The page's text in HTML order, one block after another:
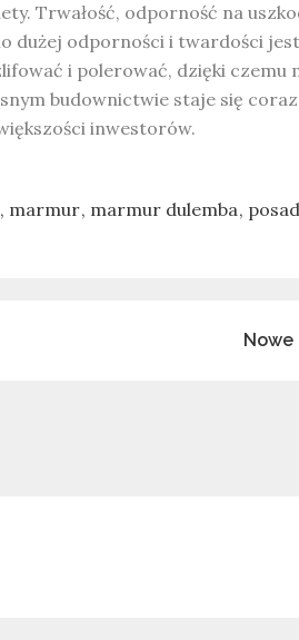
Trwałość, odporność na
dużej odporności i twardości
i polerować, dzięki czemu
budownictwie staje się
inwestorów.
marmur marmur dulemba